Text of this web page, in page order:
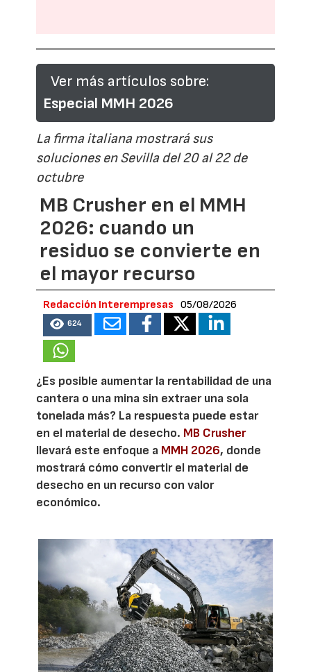
Ver más artículos sobre:
Especial MMH 2026
La firma italiana mostrará sus
soluciones en Sevilla del 20 al 22 de
octubre
MB Crusher en el MMH
2026: cuando un
residuo se convierte en
el mayor recurso
Redacción Interempresas 05/08/2026
624
¿Es posible aumentar la rentabilidad de una
cantera o una mina sin extraer una sola
tonelada más? La respuesta puede estar
en el material de desecho. MB Crusher
llevará este enfoque a MMH 2026, donde
mostrará cómo convertir el material de
desecho en un recurso con valor
económico.